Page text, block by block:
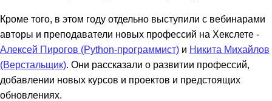
Кроме того, в этом году отдельно выступили с вебинарами
авторы и преподаватели новых профессий на Хекслете -
Алексей Пирогов (Python-программист) и Никита Михайлов
(Верстальщик) . Они рассказали о развитии профессий,
добавлении новых курсов и проектов и предстоящих
обновлениях.